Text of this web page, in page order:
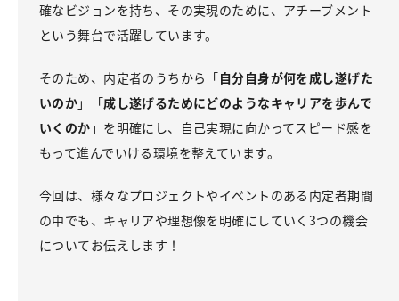
確なビジョンを持ち、その実現のために、アチーブメント
という舞台で活躍しています。
そのため、内定者のうちから「自分自身が何を成し遂げた
いのか」「成し遂げるためにどのようなキャリアを歩んで
いくのか 」を明確にし、自己実現に向かってスピード感を
もって進んでいける環境を整えています。
今回は、様々なプロジェクトやイベントのある内定者期間
の中でも、キャリアや理想像を明確にしていく3つの機会
についてお伝えします！